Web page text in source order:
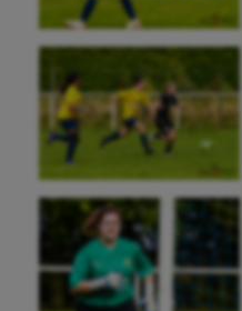
Baseball
Billard
Boules lyonnaises
Canoë-kayak
Cerf Volant
Cheerleading
Course à pied